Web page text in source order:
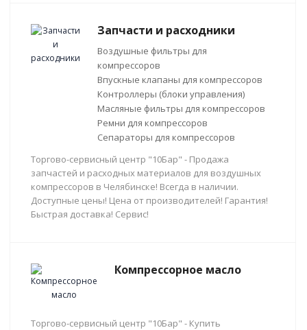
Запчасти и расходники
Воздушные фильтры для
компрессоров
Впускные клапаны для компрессоров
Контроллеры (блоки управления)
Масляные фильтры для компрессоров
Ремни для компрессоров
Сепараторы для компрессоров
Торгово-сервисный центр "10Бар" - Продажа
запчастей и расходных материалов для воздушных
компрессоров в Челябинске! Всегда в наличии.
Доступные цены! Цена от производителей! Гарантия!
Быстрая доставка! Сервис!
Компрессорное масло
Торгово-сервисный центр "10Бар" - Купить